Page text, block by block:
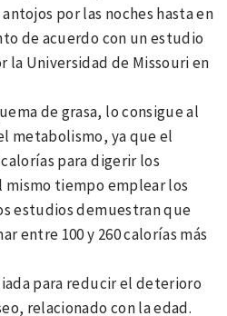
por las noches hasta en
de acuerdo con un estudio
la Universidad de Missouri en
de grasa, lo consigue al
metabolismo, ya que el
para digerir los
mismo tiempo emplear los
estudios demuestran que
entre 100 y 260 calorías más
para reducir el deterioro
relacionado con la edad.